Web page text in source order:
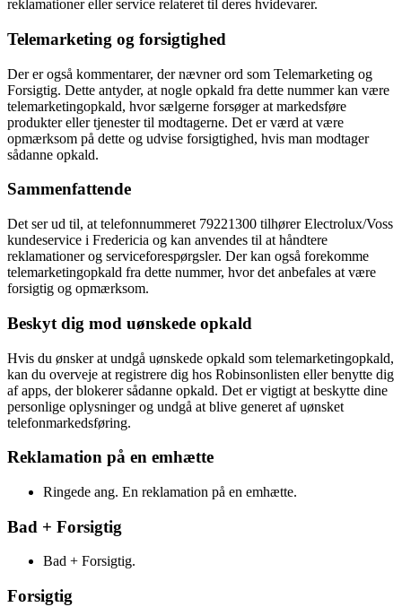
reklamationer eller service relateret til deres hvidevarer.
Telemarketing og forsigtighed
Der er også kommentarer, der nævner ord som Telemarketing og
Forsigtig. Dette antyder, at nogle opkald fra dette nummer kan være
telemarketingopkald, hvor sælgerne forsøger at markedsføre
produkter eller tjenester til modtagerne. Det er værd at være
opmærksom på dette og udvise forsigtighed, hvis man modtager
sådanne opkald.
Sammenfattende
Det ser ud til, at telefonnummeret 79221300 tilhører Electrolux/Voss
kundeservice i Fredericia og kan anvendes til at håndtere
reklamationer og serviceforespørgsler. Der kan også forekomme
telemarketingopkald fra dette nummer, hvor det anbefales at være
forsigtig og opmærksom.
Beskyt dig mod uønskede opkald
Hvis du ønsker at undgå uønskede opkald som telemarketingopkald,
kan du overveje at registrere dig hos Robinsonlisten eller benytte dig
af apps, der blokerer sådanne opkald. Det er vigtigt at beskytte dine
personlige oplysninger og undgå at blive generet af uønsket
telefonmarkedsføring.
Reklamation på en emhætte
Ringede ang. En reklamation på en emhætte.
Bad + Forsigtig
Bad + Forsigtig.
Forsigtig